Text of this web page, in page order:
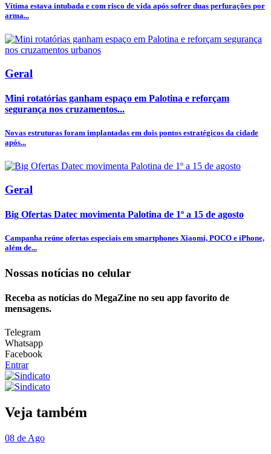
Vítima estava intubada e com risco de vida após sofrer duas perfurações por
arma...
Geral
Mini rotatórias ganham espaço em Palotina e reforçam
segurança nos cruzamentos...
Novas estruturas foram implantadas em dois pontos estratégicos da cidade
após...
Geral
Big Ofertas Datec movimenta Palotina de 1º a 15 de agosto
Campanha reúne ofertas especiais em smartphones Xiaomi, POCO e iPhone,
além de...
Nossas notícias no celular
Receba as notícias do MegaZine no seu app favorito de
mensagens.
Telegram
Whatsapp
Facebook
Entrar
Veja também
08 de Ago